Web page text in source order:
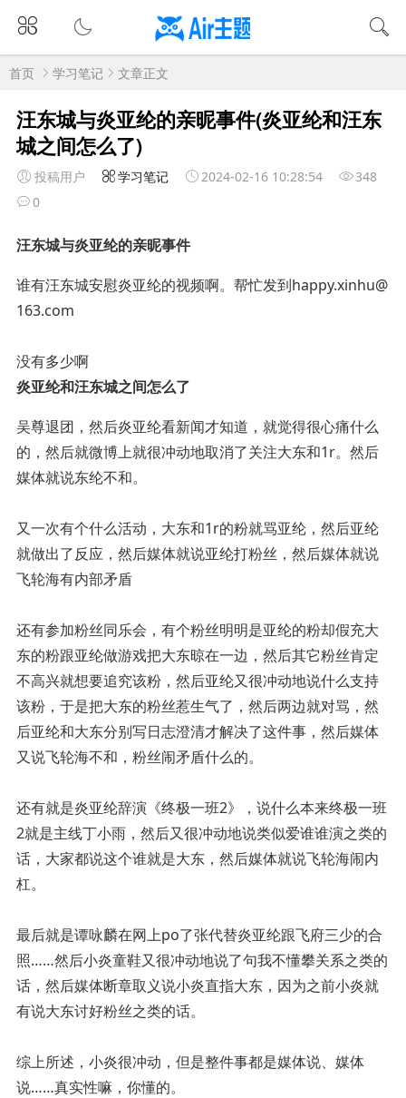
首页 学习笔记 文章正文
汪东城与炎亚纶的亲昵事件(炎亚纶和汪东
城之间怎么了)
投稿用户 学习笔记 2024-02-16 10:28:54
348
0
汪东城与炎亚纶的亲昵事件
谁有汪东城安慰炎亚纶的视频啊。帮忙发到happy.xinhu@
163.com
没有多少啊
炎亚纶和汪东城之间怎么了
吴尊退团，然后炎亚纶看新闻才知道，就觉得很心痛什么
的，然后就微博上就很冲动地取消了关注大东和1r。然后
媒体就说东纶不和。
又一次有个什么活动，大东和1r的粉就骂亚纶，然后亚纶
就做出了反应，然后媒体就说亚纶打粉丝，然后媒体就说
飞轮海有内部矛盾
还有参加粉丝同乐会，有个粉丝明明是亚纶的粉却假充大
东的粉跟亚纶做游戏把大东晾在一边，然后其它粉丝肯定
不高兴就想要追究该粉，然后亚纶又很冲动地说什么支持
该粉，于是把大东的粉丝惹生气了，然后两边就对骂，然
后亚纶和大东分别写日志澄清才解决了这件事，然后媒体
又说飞轮海不和，粉丝闹矛盾什么的。
还有就是炎亚纶辞演《终极一班2》，说什么本来终极一班
2就是主线丁小雨，然后又很冲动地说类似爱谁谁演之类的
话，大家都说这个谁就是大东，然后媒体就说飞轮海闹内
杠。
最后就是谭咏麟在网上po了张代替炎亚纶跟飞府三少的合
照……然后小炎童鞋又很冲动地说了句我不懂攀关系之类的
话，然后媒体断章取义说小炎直指大东，因为之前小炎就
有说大东讨好粉丝之类的话。
综上所述，小炎很冲动，但是整件事都是媒体说、媒体
说……真实性嘛，你懂的。